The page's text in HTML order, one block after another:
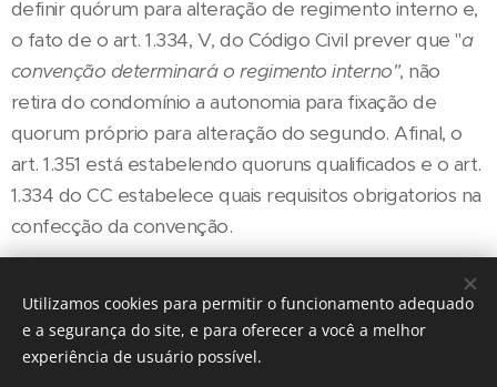
definir quórum para alteração de regimento interno e,
o fato de o art. 1.334, V, do Código Civil prever que "a
convenção determinará o regimento interno", não
retira do condomínio a autonomia para fixação de
quorum próprio para alteração do segundo. Afinal, o
art. 1.351 está estabelendo quoruns qualificados e o art.
1.334 do CC estabelece quais requisitos obrigatorios na
confecção da convenção.
Share
Utilizamos cookies para permitir o funcionamento adequado
e a segurança do site, e para oferecer a você a melhor
experiência de usuário possível.